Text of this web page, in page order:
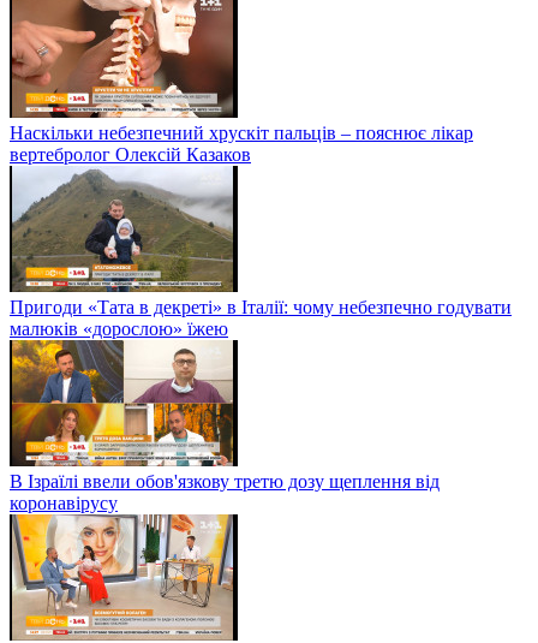
Наскільки небезпечний хрускіт пальців – пояснює лікар
вертебролог Олексій Казаков
Пригоди «Тата в декреті» в Італії: чому небезпечно годувати
малюків «дорослою» їжею
В Ізраїлі ввели обов'язкову третю дозу щеплення від
коронавірусу